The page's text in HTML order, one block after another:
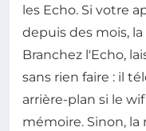
les Echo. Si votre
depuis des mois,
Branchez l'Echo,
sans rien faire : il
arrière-plan si le
mémoire. Sinon,